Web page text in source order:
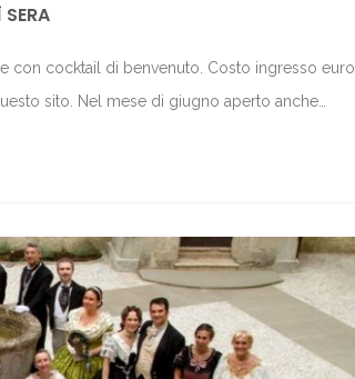
SERA
con cocktail di benvenuto. Costo ingresso euro
sito. Nel mese di giugno aperto anche…